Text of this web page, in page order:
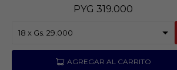
PYG 319.000